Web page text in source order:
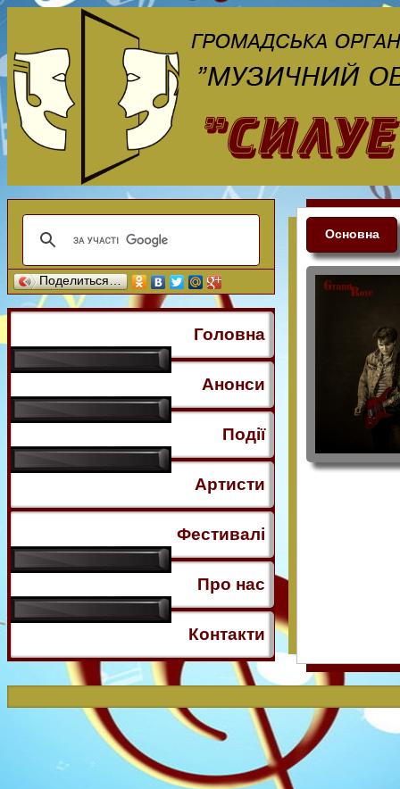
Поделиться…
Головна
Анонси
Події
Артисти
Фестивалі
Про нас
Контакти
Основна